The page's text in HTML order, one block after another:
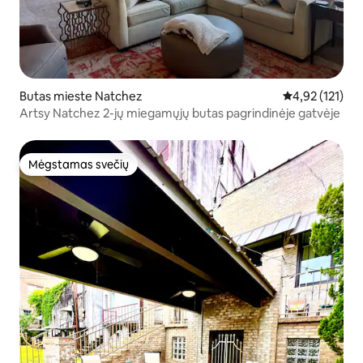
Butas mieste Natchez Vidutinis
4,92 (121)
Artsy Natchez 2-jų miegamųjų butas pagrindinėje gatvėje
Mėgstamas svečių
Mėgstamas svečių